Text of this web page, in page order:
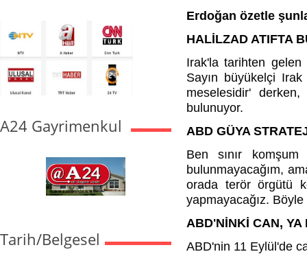
A24 Gayrimenkul
Tarih/Belgesel
Erdoğan özetle
HALİLZAD ATIFTA
Irak'la tarihten
Sayın büyükelçi
meselesidir'
bulunuyor.
ABD GÜYA
Ben sınır komşum
bulunmayacağım,
orada terör örgütü
yapmayacağız.
ABD'NİNKİ CAN, YA
ABD'nin 11 Eylül'de